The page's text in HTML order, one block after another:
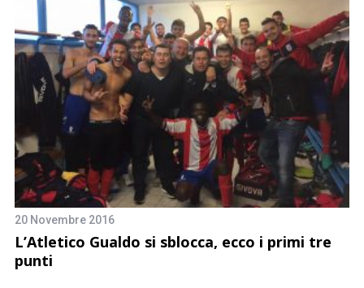
20 Novembre 2016
L’Atletico Gualdo si sblocca, ecco i primi tre
punti